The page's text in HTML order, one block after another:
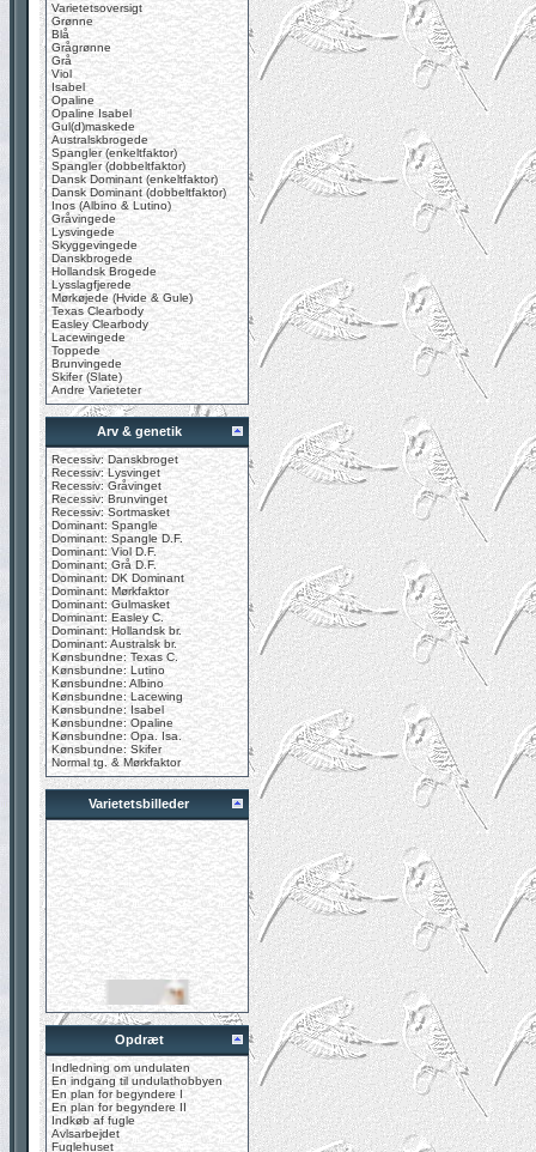
Varietetsoversigt
Grønne
Blå
Grågrønne
Grå
Viol
Isabel
Opaline
Opaline Isabel
Gul(d)maskede
Australskbrogede
Spangler (enkeltfaktor)
Spangler (dobbeltfaktor)
Dansk Dominant (enkeltfaktor)
Dansk Dominant (dobbeltfaktor)
Inos (Albino & Lutino)
Gråvingede
Lysvingede
Skyggevingede
Danskbrogede
Hollandsk Brogede
Lysslagfjerede
Mørkøjede (Hvide & Gule)
Texas Clearbody
Easley Clearbody
Lacewingede
Toppede
Brunvingede
Skifer (Slate)
Andre Varieteter
Arv & genetik
Recessiv: Danskbroget
Recessiv: Lysvinget
Recessiv: Gråvinget
Recessiv: Brunvinget
Recessiv: Sortmasket
Dominant: Spangle
Dominant: Spangle D.F.
Dominant: Viol D.F.
Dominant: Grå D.F.
Dominant: DK Dominant
Dominant: Mørkfaktor
Dominant: Gulmasket
Dominant: Easley C.
Dominant: Hollandsk br.
Dominant: Australsk br.
Kønsbundne: Texas C.
Kønsbundne: Lutino
Kønsbundne: Albino
Kønsbundne: Lacewing
Kønsbundne: Isabel
Kønsbundne: Opaline
Kønsbundne: Opa. Isa.
Kønsbundne: Skifer
Normal tg. & Mørkfaktor
Varietetsbilleder
Opdræt
Indledning om undulaten
En indgang til undulathobbyen
En plan for begyndere I
En plan for begyndere II
Indkøb af fugle
Avlsarbejdet
Fuglehuset